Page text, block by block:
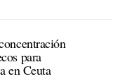
para
en Ceuta